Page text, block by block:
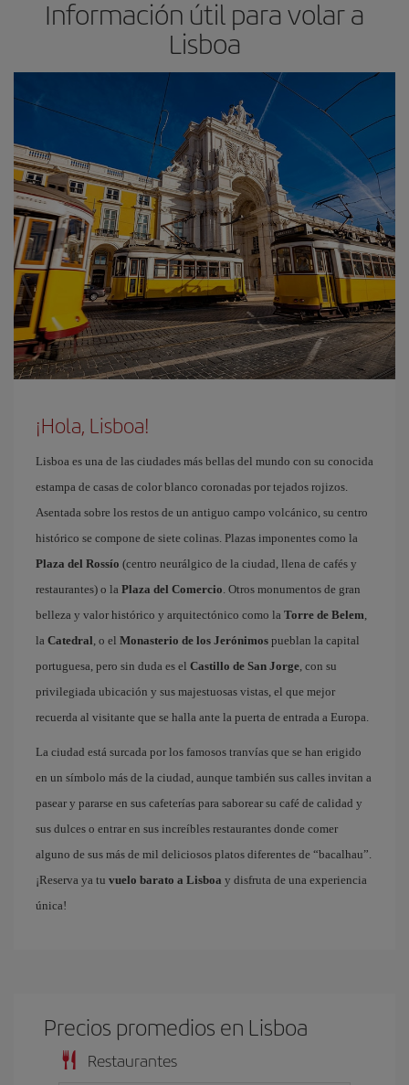
Información útil para volar a
Lisboa
¡Hola, Lisboa!
Lisboa es una de las ciudades más bellas del mundo con su conocida
estampa de casas de color blanco coronadas por tejados rojizos.
Asentada sobre los restos de un antiguo campo volcánico, su centro
histórico se compone de siete colinas. Plazas imponentes como la
Plaza del Rossío (centro neurálgico de la ciudad, llena de cafés y
restaurantes) o la Plaza del Comercio. Otros monumentos de gran
belleza y valor histórico y arquitectónico como la Torre de Belem,
la Catedral, o el Monasterio de los Jerónimos pueblan la capital
portuguesa, pero sin duda es el Castillo de San Jorge, con su
privilegiada ubicación y sus majestuosas vistas, el que mejor
recuerda al visitante que se halla ante la puerta de entrada a Europa.
La ciudad está surcada por los famosos tranvías que se han erigido
en un símbolo más de la ciudad, aunque también sus calles invitan a
pasear y pararse en sus cafeterías para saborear su café de calidad y
sus dulces o entrar en sus increíbles restaurantes donde comer
alguno de sus más de mil deliciosos platos diferentes de “bacalhau”.
¡Reserva ya tu vuelo barato a Lisboa y disfruta de una experiencia
única!
Precios promedios en Lisboa
Restaurantes